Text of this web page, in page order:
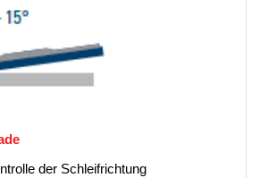
der Schleifrichtung